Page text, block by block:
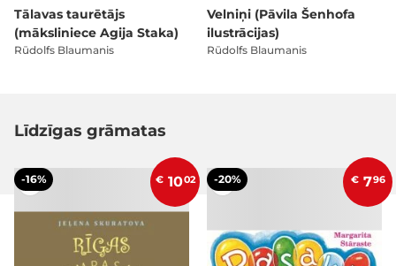
Tālavas taurētājs
(māksliniece Agija Staka)
Rūdolfs Blaumanis
Velniņi (Pāvila Šenhofa
ilustrācijas)
Rūdolfs Blaumanis
Līdzīgas grāmatas
-16% € 1002 -20% € 796